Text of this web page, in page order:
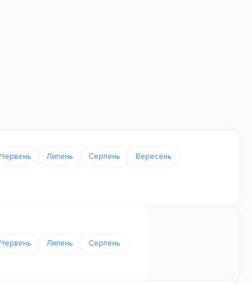
Червень Липень Серпень Вересень
Червень Липень Серпень